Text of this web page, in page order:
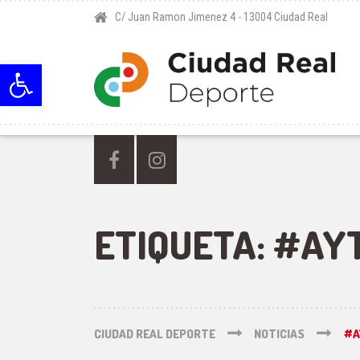
Abrir barra de herramientas
C/ Juan Ramon Jimenez 4 - 13004 Ciudad Real
ETIQUETA:
CIUDAD REAL DEPORTE NOTICIAS